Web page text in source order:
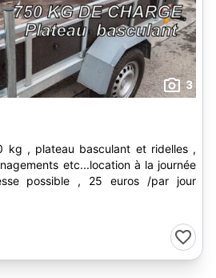
3
etc...location à la journée
, 25 euros /par jour